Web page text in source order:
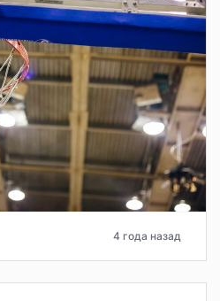
4 года назад